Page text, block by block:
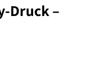
Druck –